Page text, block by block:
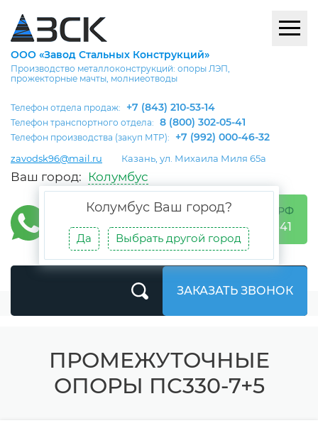
ООО «Завод Стальных Конструкций»
Производство металлоконструкций: опоры ЛЭП,
прожекторные мачты, молниеотводы
Телефон отдела продаж: +7 (843) 210-53-14
Телефон транспортного отдела: 8 (800) 302-05-41
Телефон производства (закуп МТР): +7 (992) 000-46-32
zavodsk96@mail.ru Казань, ул. Михаила Миля 65а
Ваш город: Колумбус
Колумбус Ваш город?
Да Выбрать другой город
БЕСПЛАТНО ПО РФ
8 (800) 302-05-41
ЗАКАЗАТЬ ЗВОНОК
ПРОМЕЖУТОЧНЫЕ
ОПОРЫ ПС330-7+5